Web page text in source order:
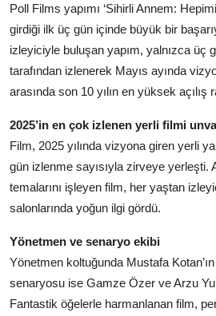
Poll Films yapımı ‘Sihirli Annem:
girdiği ilk üç gün içinde büyük bir
izleyiciyle buluşan yapım, yalnızca üç
tarafından izlenerek Mayıs ayında
arasında son 10 yılın en yüksek açılış
2025’in en çok izlenen yerli filmi
Film, 2025 yılında vizyona giren yerli
gün izlenme sayısıyla zirveye yerleşti.
temalarını işleyen film, her yaştan
salonlarında yoğun ilgi gördü.
Yönetmen ve senaryo ekibi
Yönetmen koltuğunda Mustafa Kotan’ın
senaryosu ise Gamze Özer ve Arzu
Fantastik öğelerle harmanlanan film,